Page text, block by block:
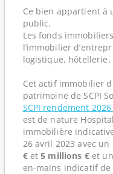
Ce bien appartient à
public.
Les fonds
l’immobilier
logistique, hôtellerie,
Cet actif immobilier
patrimoine de SCPI
SCPI rendement 2026
est de nature
immobilière
26 avril 2023 avec
€et5 millions €et
en-mains indicatif de